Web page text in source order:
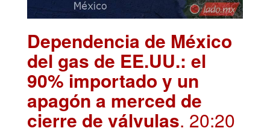
Dependencia de México
del gas de EE.UU.: el
90% importado y un
apagón a merced de
cierre de válvulas. 20:20